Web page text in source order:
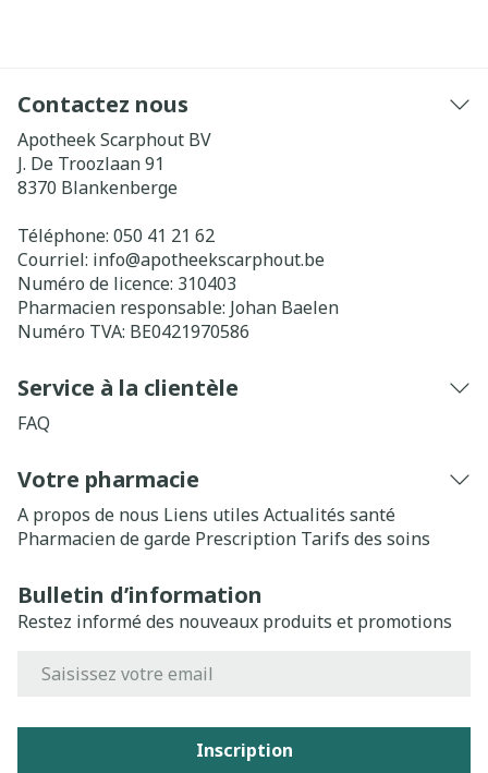
Contactez nous
Apotheek Scarphout BV
J. De Troozlaan 91
8370 Blankenberge
Téléphone: 050 41 21 62
Courriel: info@apotheekscarphout.be
Numéro de licence: 310403
Pharmacien responsable: Johan Baelen
Numéro TVA: BE0421970586
Service à la clientèle
FAQ
Votre pharmacie
A propos de nous Liens utiles Actualités santé
Pharmacien de garde Prescription Tarifs des soins
Bulletin d’information
Restez informé des nouveaux produits et promotions
Adresse mail
Inscription